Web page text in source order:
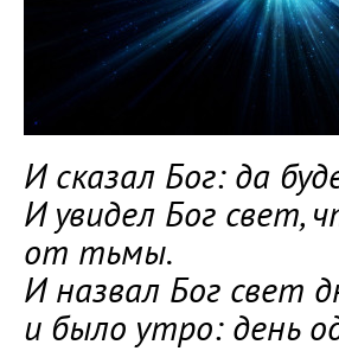
И сказал Бог: да
И увидел Бог свет,
от тьмы.
И назвал Бог свет
и было утро: день